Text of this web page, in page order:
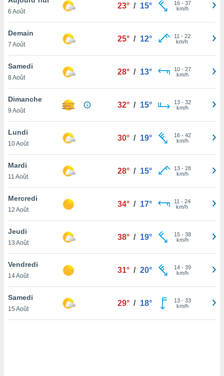
et
»,
au
vous
qu'ils
ou
le
ainsi
un
la
du
en
de
6 Août
23° / 15° 16- 37
km/h
Demain
7 Août
25° / 12° 11 - 22
km/h
Samedi
8 Août
28° / 13° 10- 27
km/h
Dimanche
9 Août
32° / 15° 13- 32
km/h
Lundi
10 Août
30° / 19° 16- 42
km/h
Mardi
11 Août
28° / 15° 13- 28
km/h
Mercredi
12 Août
34° / 17° 11 - 24
km/h
Jeudi
13 Août
38° / 19° 15- 38
km/h
Vendredi
14 Août
31° / 20° 14- 39
km/h
Samedi
15 Août
29° / 18° 13- 33
km/h